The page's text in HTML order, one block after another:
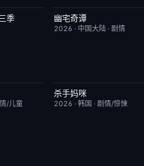
季 已完结
幽宅奇谭
2026 · 中国大陆· 剧情
/儿童
更新至第04集
杀手妈咪
2026 · 韩国 · 剧情/惊悚